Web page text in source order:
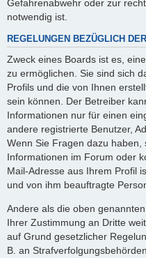
Gefahrenabwehr oder zur
notwendig ist.
REGELUNGEN BEZÜGLICH
Zweck eines Boards ist es,
zu ermöglichen. Sie sind sich
Profils und die von Ihnen
sein können. Der Betreiber
Informationen nur für einen
andere registrierte Benutzer,
Wenn Sie Fragen dazu
Informationen im Forum oder
Mail-Adresse aus Ihrem Profil
und von ihm beauftragte
Andere als die oben
Ihrer Zustimmung an Dritte
auf Grund gesetzlicher
B. an